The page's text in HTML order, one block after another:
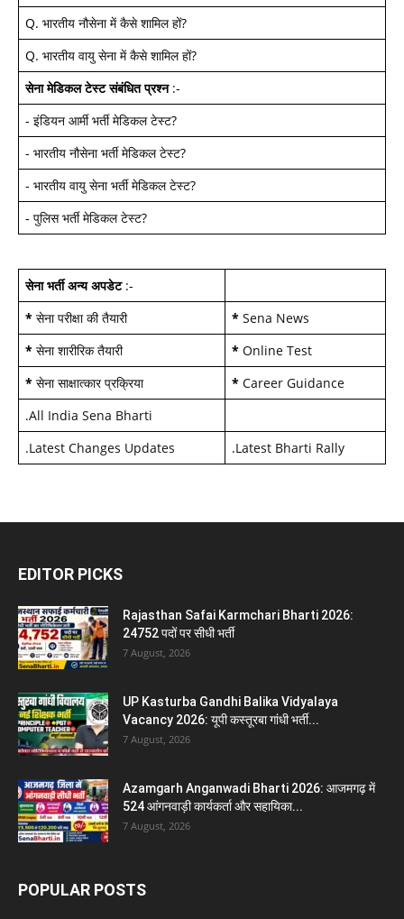
Q. भारतीय नौसेना में कैसे शामिल हों?
Q. भारतीय वायु सेना में कैसे शामिल हों?
सेना मेडिकल टेस्ट संबंधित प्रश्न:-
- इंडियन आर्मी भर्ती मेडिकल टेस्ट?
- भारतीय नौसेना भर्ती मेडिकल टेस्ट?
- भारतीय वायु सेना भर्ती मेडिकल टेस्ट?
- पुलिस भर्ती मेडिकल टेस्ट?
सेना भर्ती अन्य अपडेट:-
* सेना परीक्षा की तैयारी * Sena News
* सेना शारीरिक तैयारी * Online Test
* सेना साक्षात्कार प्रक्रिया * Career Guidance
.All India Sena Bharti
.Latest Changes Updates .Latest Bharti Rally
EDITOR PICKS
Rajasthan Safai Karmchari Bharti 2026:
24752 पदों पर सीधी भर्ती
7 August, 2026
UP Kasturba Gandhi Balika Vidyalaya
Vacancy 2026: यूपी कस्तूरबा गांधी भर्ती...
7 August, 2026
Azamgarh Anganwadi Bharti 2026: आजमगढ़ में
524 आंगनवाड़ी कार्यकर्ता और सहायिका...
7 August, 2026
POPULAR POSTS